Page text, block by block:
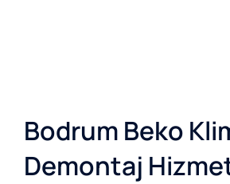
Bodrum Beko
Demontaj